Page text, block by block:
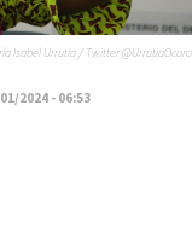
2024 - 06:53
Isabel Urrutia / Twitter @UrrutiaOcoro